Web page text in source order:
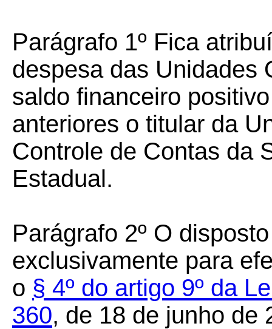
Parágrafo 1º Fica
despesa das Unidades
saldo financeiro
anteriores o titular da
Controle de Contas da
Estadual.
Parágrafo 2º O
exclusivamente para
o § 4º do artigo 9º da
360, de 18 de junho de